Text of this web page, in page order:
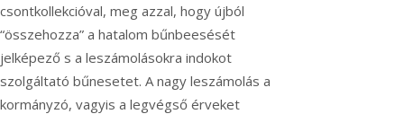
csontkollekcióval, meg azzal, hogy újból
“összehozza” a hatalom bűnbeesését
jelképező s a leszámolásokra indokot
szolgáltató bűnesetet. A nagy leszámolás a
kormányzó, vagyis a legvégső érveket